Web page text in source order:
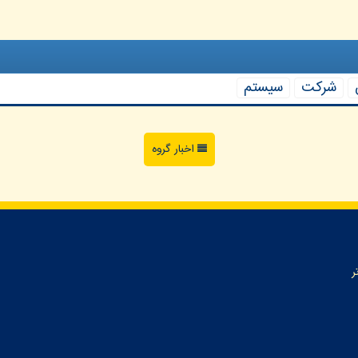
شركت سیستم
اخبار گروه